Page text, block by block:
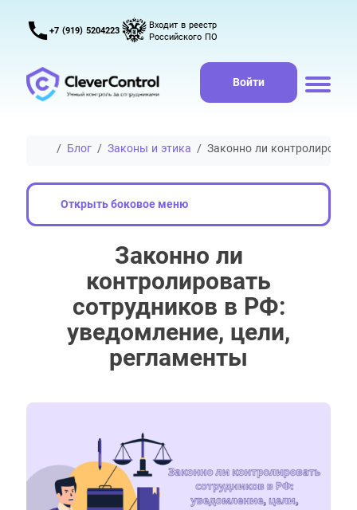
+7 (919) 5204223
Входит в реестр
Российского ПО
Войти
Главная
Блог Законы и этика Законно ли
Законно ли
контролировать
сотрудников в РФ:
уведомление, цели,
регламенты
Открыть боковое меню